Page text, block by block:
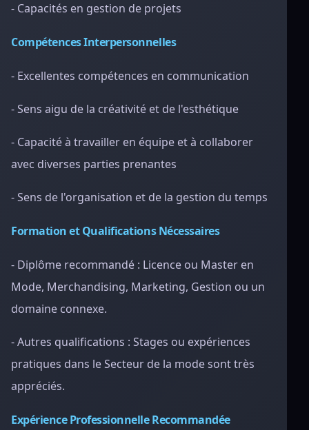
- Capacités en gestion de projets
Compétences Interpersonnelles
- Excellentes compétences en communication
- Sens aigu de la créativité et de l'esthétique
- Capacité à travailler en équipe et à collaborer
avec diverses parties prenantes
- Sens de l'organisation et de la gestion du temps
Formation et Qualifications Nécessaires
- Diplôme recommandé : Licence ou Master en
Mode, Merchandising, Marketing, Gestion ou un
domaine connexe.
- Autres qualifications : Stages ou expériences
pratiques dans le Secteur de la mode sont très
appréciés.
Expérience Professionnelle Recommandée